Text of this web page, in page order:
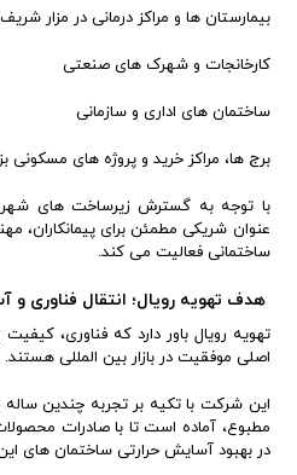
بیمارستان ها و مراکز درمانی در مزار شریف
کارخانجات و شهرک های صنعتی
ساختمان های اداری و سازمانی
برج ها، مراکز خرید و پروژه های مسکونی
با توجه به گسترش زیرساخت های شهری
عنوان شریکی مطمئن برای پیمانکاران،
ساختمانی فعالیت می کند.
هدف تهویه رویال؛ انتقال فناوری و
تهویه رویال باور دارد که فناوری،
اصلی موفقیت در بازار بین المللی هستند.
این شرکت با تکیه بر تجربه چندین
مطبوع، آماده است تا با صادرات
در بهبود آسایش حرارتی ساختمان های